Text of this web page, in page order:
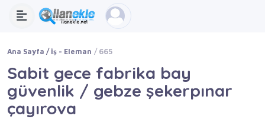
Ana Sayfa İş - Eleman 665
Sabit gece fabrika bay
güvenlik / gebze şekerpınar
çayırova